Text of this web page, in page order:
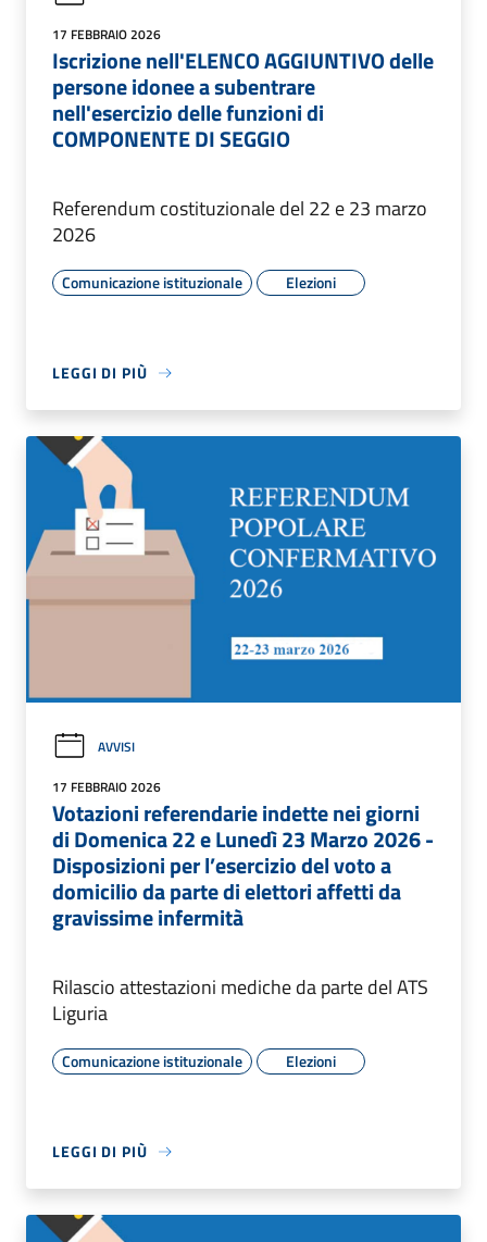
17 FEBBRAIO 2026
Iscrizione nell'ELENCO AGGIUNTIVO delle
persone idonee a subentrare
nell'esercizio delle funzioni di
COMPONENTE DI SEGGIO
Referendum costituzionale del 22 e 23 marzo
2026
Comunicazione istituzionale Elezioni
LEGGI DI PIÙ
AVVISI
17 FEBBRAIO 2026
Votazioni referendarie indette nei giorni
di Domenica 22 e Lunedì 23 Marzo 2026 -
Disposizioni per l’esercizio del voto a
domicilio da parte di elettori affetti da
gravissime infermità
Rilascio attestazioni mediche da parte del ATS
Liguria
Comunicazione istituzionale Elezioni
LEGGI DI PIÙ